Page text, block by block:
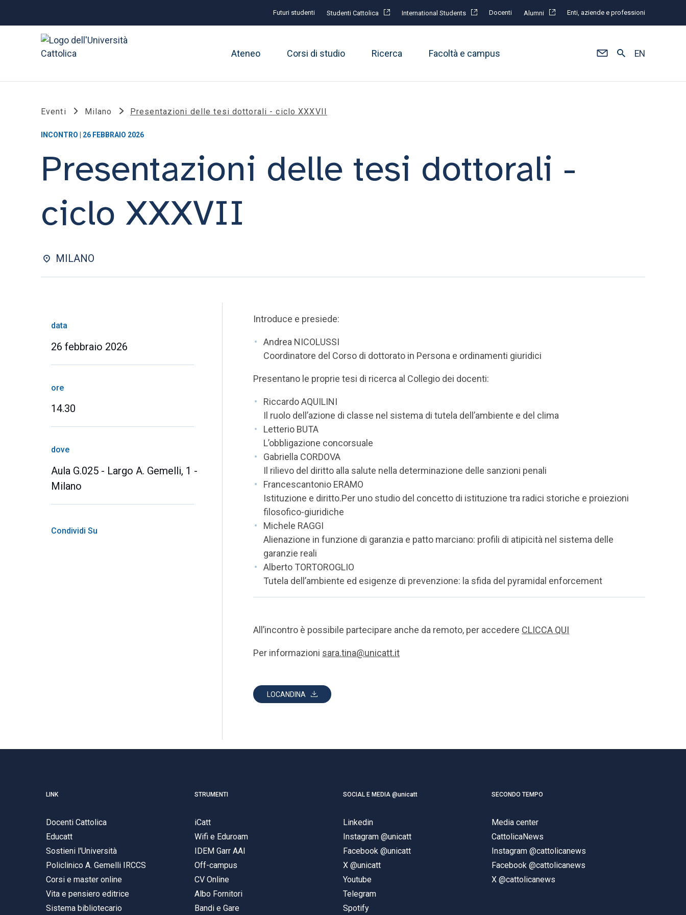
Futuri studenti Studenti Cattolica International Students Docenti Alumni Enti, aziende e professioni
Ateneo Corsi di studio Ricerca Facoltà e campus EN
Eventi Milano Presentazioni delle tesi dottorali - ciclo XXXVII
INCONTRO | 26 FEBBRAIO 2026
Presentazioni delle tesi dottorali -
ciclo XXXVII
MILANO
data
26 febbraio 2026
ore
14.30
dove
Aula G.025 - Largo A. Gemelli, 1 -
Milano
Condividi Su
Introduce e presiede:
Andrea NICOLUSSI
Coordinatore del Corso di dottorato in Persona e ordinamenti giuridici
Presentano le proprie tesi di ricerca al Collegio dei docenti:
Riccardo AQUILINI
Il ruolo dell’azione di classe nel sistema di tutela dell’ambiente e del clima
Letterio BUTA
L’obbligazione concorsuale
Gabriella CORDOVA
Il rilievo del diritto alla salute nella determinazione delle sanzioni penali
Francescantonio ERAMO
Istituzione e diritto.Per uno studio del concetto di istituzione tra radici storiche e proiezioni
filosofico-giuridiche
Michele RAGGI
Alienazione in funzione di garanzia e patto marciano: profili di atipicità nel sistema delle
garanzie reali
Alberto TORTOROGLIO
Tutela dell’ambiente ed esigenze di prevenzione: la sfida del pyramidal enforcement
All’incontro è possibile partecipare anche da remoto, per accedere CLICCA QUI
Per informazioni sara.tina@unicatt.it
LOCANDINA
LINK
Docenti Cattolica
Educatt
Sostieni l'Università
Policlinico A. Gemelli IRCCS
Corsi e master online
Vita e pensiero editrice
Sistema bibliotecario
STRUMENTI
iCatt
Wifi e Eduroam
IDEM Garr AAI
Off-campus
CV Online
Albo Fornitori
Bandi e Gare
SOCIAL E MEDIA @unicatt
Linkedin
Instagram @unicatt
Facebook @unicatt
X @unicatt
Youtube
Telegram
Spotify
SECONDO TEMPO
Media center
CattolicaNews
Instagram @cattolicanews
Facebook @cattolicanews
X @cattolicanews